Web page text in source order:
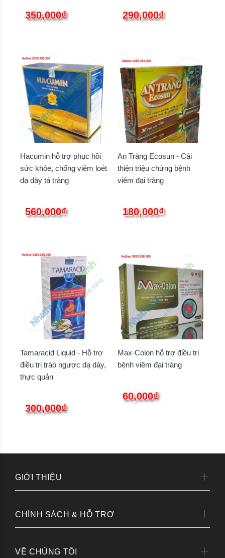
350,000₫ 290,000₫
Hacumin hỗ trợ phục hồi
sức khỏe, chống viêm loét
dạ dày tá tràng
560,000₫
An Tràng Ecosun - Cải
thiện triệu chứng bệnh
viêm đại tràng
180,000₫
Tamaracid Liquid - Hỗ trợ
điều trị trào ngược dạ dày,
thực quản
300,000₫
Max-Colon hỗ trợ điều trị
bệnh viêm đại tràng
60,000₫
GIỚI THIỆU
CHÍNH SÁCH & HỖ TRỢ
VỀ CHÚNG TÔI